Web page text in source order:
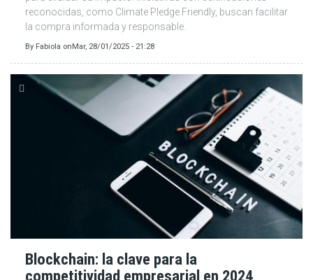
reconocidas, como Climate Pledge Friendly, buscan facilitar
la compra informada y responsable.
By Fabiola on Mar, 28/01/2025 - 21:28
Blockchain: la clave para la
competitividad empresarial en 2024